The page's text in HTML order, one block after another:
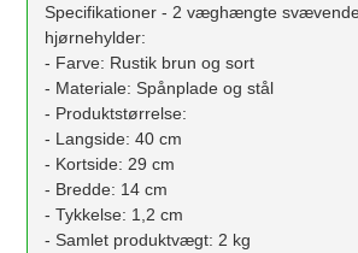
Specifikationer - 2 væghængte
hjørnehylder:
- Farve: Rustik brun og sort
- Materiale: Spånplade og stål
- Produktstørrelse:
- Langside: 40 cm
- Kortside: 29 cm
- Bredde: 14 cm
- Tykkelse: 1,2 cm
- Samlet produktvægt: 2 kg